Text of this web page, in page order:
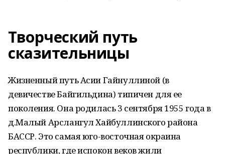
Творческий путь
сказительницы
Жизненный путь Асии Гайнуллиной (в
девичестве Байгильдина) типичен для ее
поколения. Она родилась 3 сентября 1955 года в
д.Малый Арслангул Хайбуллинского района
БАССР. Это самая юго-восточная окраина
республики, где испокон веков жили